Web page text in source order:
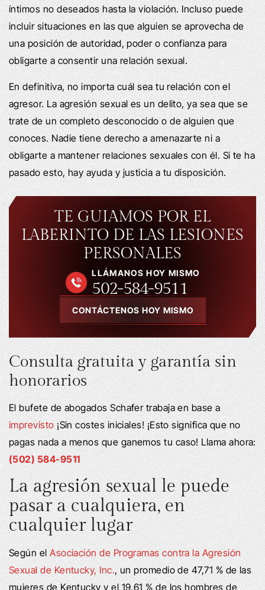
íntimos no deseados hasta la violación. Incluso puede
incluir situaciones en las que alguien se aprovecha de
una posición de autoridad, poder o confianza para
obligarte a consentir una relación sexual.
En definitiva, no importa cuál sea tu relación con el
agresor. La agresión sexual es un delito, ya sea que se
trate de un completo desconocido o de alguien que
conoces. Nadie tiene derecho a amenazarte ni a
obligarte a mantener relaciones sexuales con él. Si te ha
pasado esto, hay ayuda y justicia a tu disposición.
TE GUIAMOS POR EL
LABERINTO DE LAS LESIONES
PERSONALES
CONTÁCTENOS HOY MISMO
LLÁMANOS HOY MISMO
502-584-9511
Consulta gratuita y garantía sin
honorarios
El bufete de abogados Schafer trabaja en base a
imprevisto ¡Sin costes iniciales! ¡Esto significa que no
pagas nada a menos que ganemos tu caso! Llama ahora:
(502) 584-9511
La agresión sexual le puede
pasar a cualquiera, en
cualquier lugar
Según elAsociación de Programas contra la Agresión
Sexual de Kentucky, Inc., un promedio de 47,71 % de las
mujeres de Kentucky y el 19,61 % de los hombres de